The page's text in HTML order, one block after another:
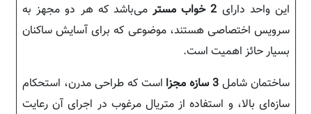
این واحد دارای 2 خواب مستر
می‌باشد که هر دو مجهز به
سرویس اختصاصی هستند، موضوعی که برای آسایش ساکنان
بسیار حائز اهمیت است.
ساختمان شامل 3 سازه مجزا
است که طراحی مدرن، استحکام
سازه‌ای بالا، و استفاده از متریال مرغوب در اجرای آن رعایت